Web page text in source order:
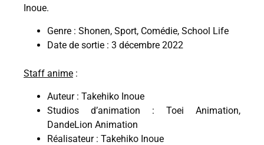
Inoue.
Genre : Shonen, Sport, Comédie, School Life
Date de sortie : 3 décembre 2022
Staff anime :
Auteur : Takehiko Inoue
Studios d’animation : Toei Animation,
DandeLion Animation
Réalisateur : Takehiko Inoue